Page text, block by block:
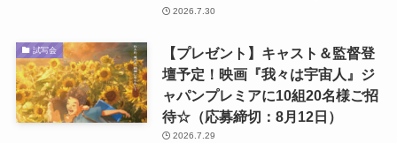
2026.7.30
試写会
【プレゼント】キャスト＆監督登
壇予定！映画『我々は宇宙人』ジ
ャパンプレミアに10組20名様ご招
待☆（応募締切：8月12日）
2026.7.29